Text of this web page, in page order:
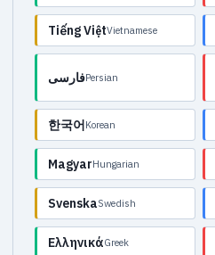
Tiếng ViệtVietnamese
فارسیPersian
한국어Korean
MagyarHungarian
SvenskaSwedish
ΕλληνικάGreek